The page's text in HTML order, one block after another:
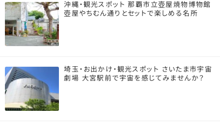
沖縄・観光スポット 那覇市立壺屋焼物博物館
壺屋やちむん通りとセットで楽しめる名所
埼玉・お出かけ・観光スポット さいたま市宇宙
劇場 大宮駅前で宇宙を感じてみませんか？